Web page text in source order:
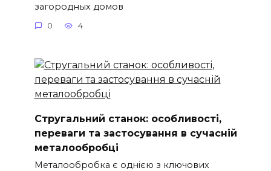
загородных домов
0 4
Стругальний станок: особливості,
переваги та застосування в сучасній
металообробці
Металообробка є однією з ключових